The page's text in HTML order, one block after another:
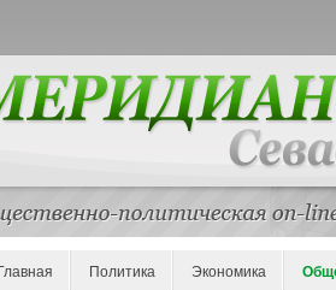
Главная Политика Экономика